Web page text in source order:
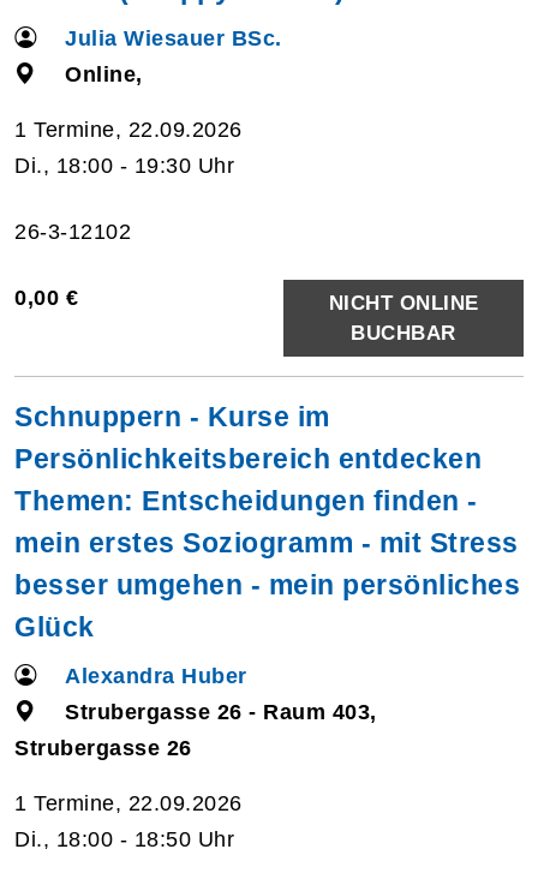
Julia Wiesauer BSc.
Online,
1 Termine, 22.09.2026
Di., 18:00 - 19:30 Uhr
26-3-12102
0,00 €
NICHT ONLINE
BUCHBAR
Schnuppern - Kurse im
Persönlichkeitsbereich entdecken
Themen: Entscheidungen finden -
mein erstes Soziogramm - mit Stress
besser umgehen - mein persönliches
Glück
Alexandra Huber
Strubergasse 26 - Raum 403,
Strubergasse 26
1 Termine, 22.09.2026
Di., 18:00 - 18:50 Uhr